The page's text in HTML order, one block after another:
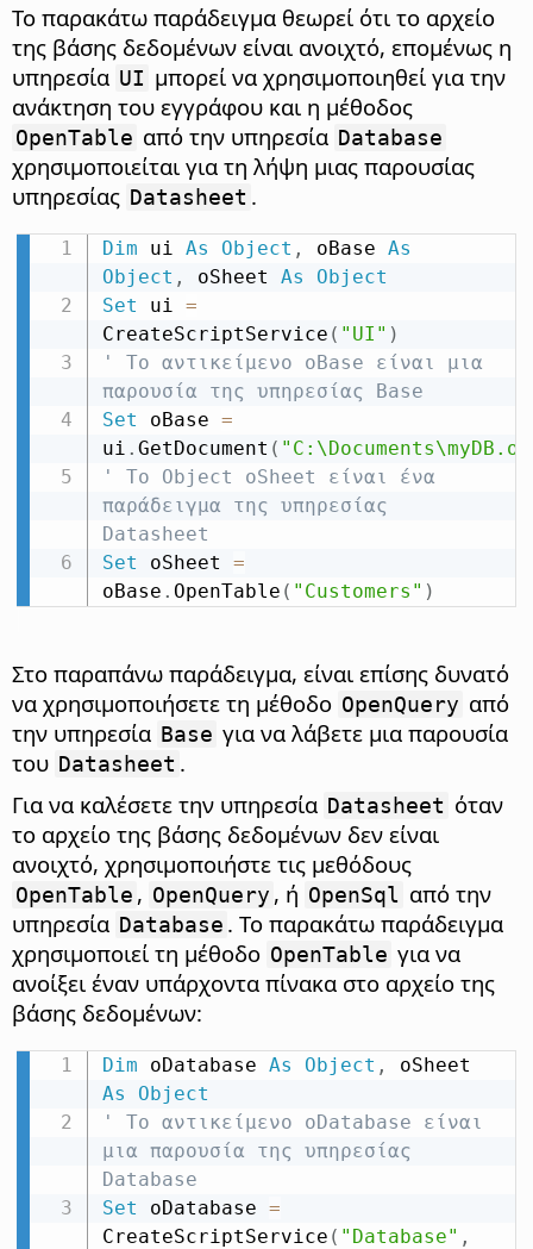
Το παρακάτω παράδειγμα θεωρεί ότι το αρχείο
της βάσης δεδομένων είναι ανοιχτό, επομένως η
υπηρεσία UI μπορεί να χρησιμοποιηθεί για την
ανάκτηση του εγγράφου και η μέθοδος
OpenTable από την υπηρεσία Database
χρησιμοποιείται για τη λήψη μιας παρουσίας
υπηρεσίας Datasheet .
Dim ui As Object , oBase As
Object , oSheet As
Object
Set ui =
CreateScriptService ( "UI" )
' Το αντικείμενο oBase είναι μια
παρουσία της υπηρεσίας Base
Set oBase =
ui . GetDocument (
' Το Object oSheet είναι ένα
παράδειγμα της υπηρεσίας
Datasheet
Set oSheet =
oBase . OpenTable ( "Customers" )
Στο παραπάνω παράδειγμα, είναι επίσης δυνατό
να χρησιμοποιήσετε τη μέθοδο OpenQuery από
την υπηρεσία Base για να λάβετε μια παρουσία
του Datasheet .
Για να καλέσετε την υπηρεσία Datasheet όταν
το αρχείο της βάσης δεδομένων δεν είναι
ανοιχτό, χρησιμοποιήστε τις μεθόδους
OpenTable , OpenQuery , ή OpenSql από την
υπηρεσία Database . Το παρακάτω παράδειγμα
χρησιμοποιεί τη μέθοδο OpenTable για να
ανοίξει έναν υπάρχοντα πίνακα στο αρχείο της
βάσης δεδομένων:
Dim oDatabase As Object ,
As
Object
' Το αντικείμενο oDatabase είναι
μια παρουσία της υπηρεσίας
Database
Set oDatabase =
CreateScriptService ( "Database" ,